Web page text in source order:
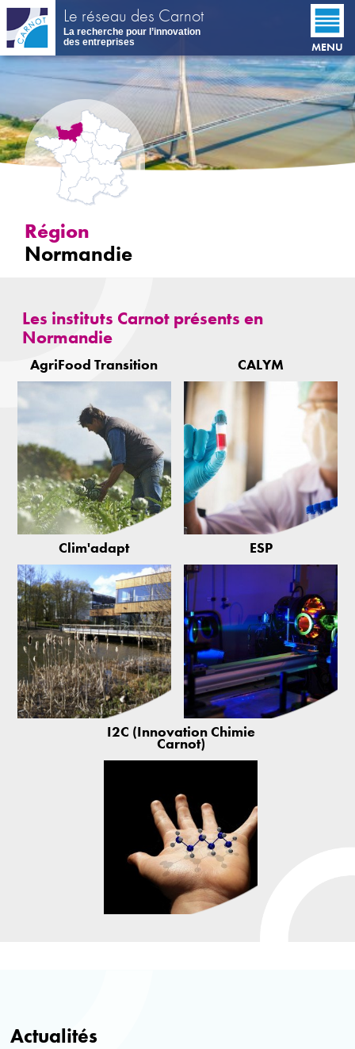
Aller
contenu
principal
Le réseau des Carnot
La recherche pour l’innovation
des entreprises
MENU
Région
Normandie
Les instituts Carnot présents en
Normandie
AgriFood Transition CALYM
Clim'adapt ESP
I2C (Innovation Chimie
Carnot)
Actualités